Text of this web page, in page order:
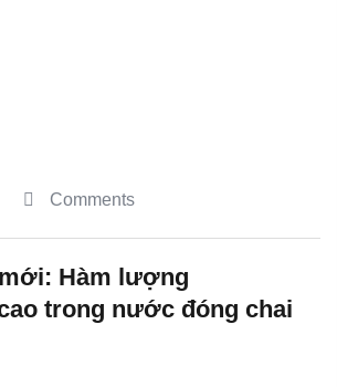
Comments
Hàm lượng
trong nước đóng chai